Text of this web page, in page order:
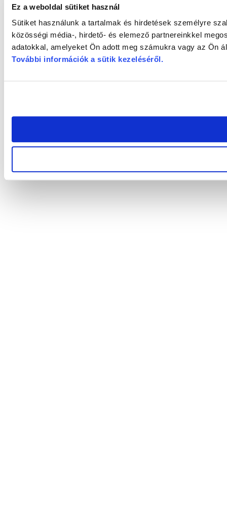
Ez a weboldal sütiket használ
Sütiket használunk a tartalmak és hirdetések személyre
közösségi média-, hirdető- és elemező partnereinkkel
adatokkal, amelyeket Ön adott meg számukra vagy az Ön
További információk a sütik kezeléséről.